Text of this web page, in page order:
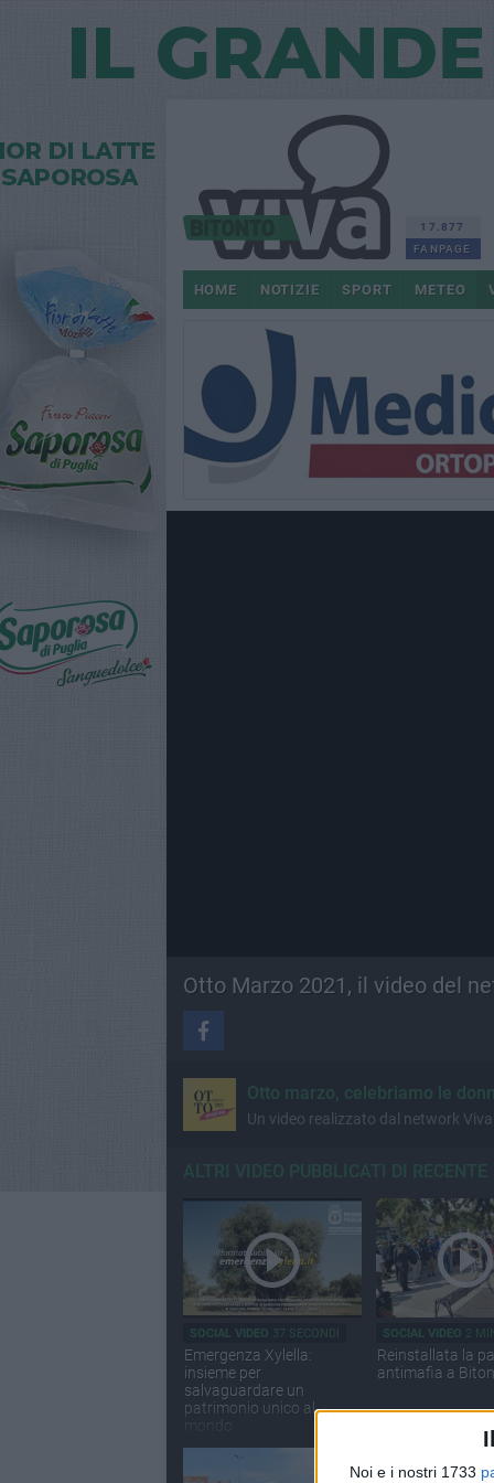
Noi e i nostri 1733
17.877
FANPAGE
HOME NOTIZIE SPORT METEO
Otto Marzo 2021, il video del
Otto marzo, celebriamo le
Un video realizzato dal network
ALTRI VIDEO PUBBLICATI DI RECENTE
SOCIAL VIDEO 37 SECONDI
Emergenza Xylella:
insieme per
salvaguardare un
patrimonio unico al
SOCIAL VIDEO 2
Reinstallata la
antimafia a